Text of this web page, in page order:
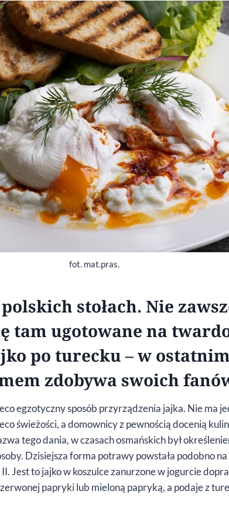
fot. mat.pras.
stołach. Nie
tam ugotowane na
po turecku – w
zdobywa swoich
egzotyczny sposób przyrządzenia jajka. Nie ma
świeżości, a domownicy z pewnością docenią
tego dania, w czasach osmańskich był
Dzisiejsza forma potrawy powstała podobno
Jest to jajko w koszulce zanurzone w jogurcie
papryki lub mieloną papryką, a podaje z